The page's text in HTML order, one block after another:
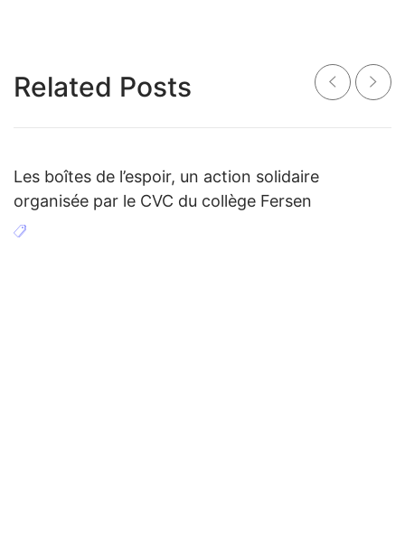
Related Posts
Les boîtes de l’espoir, un action solidaire
organisée par le CVC du collège Fersen